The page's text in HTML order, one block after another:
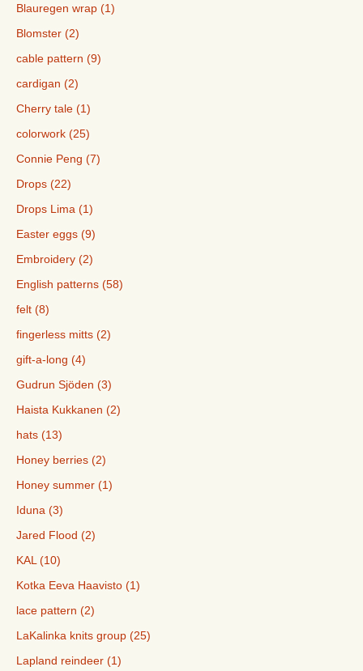
Blauregen wrap (1)
Blomster (2)
cable pattern (9)
cardigan (2)
Cherry tale (1)
colorwork (25)
Connie Peng (7)
Drops (22)
Drops Lima (1)
Easter eggs (9)
Embroidery (2)
English patterns (58)
felt (8)
fingerless mitts (2)
gift-a-long (4)
Gudrun Sjöden (3)
Haista Kukkanen (2)
hats (13)
Honey berries (2)
Honey summer (1)
Iduna (3)
Jared Flood (2)
KAL (10)
Kotka Eeva Haavisto (1)
lace pattern (2)
LaKalinka knits group (25)
Lapland reindeer (1)